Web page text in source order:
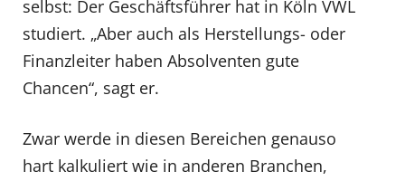
selbst: Der Geschäftsführer hat in Köln VWL
studiert. „Aber auch als Herstellungs- oder
Finanzleiter haben Absolventen gute
Chancen“, sagt er.
Zwar werde in diesen Bereichen genauso
hart kalkuliert wie in anderen Branchen,